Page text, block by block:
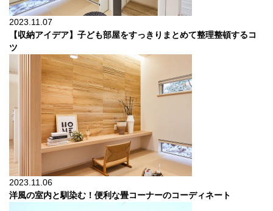
2023.11.07
【収納アイデア】子ども部屋をすっきりまとめて整理整頓するコ
ツ
2023.11.06
洋風の室内と馴染む！便利な畳コーナーのコーディネート